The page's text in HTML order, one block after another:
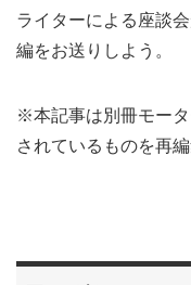
ライターによる座談
編をお送りしよう。
※本記事は別冊モー
されているものを再編